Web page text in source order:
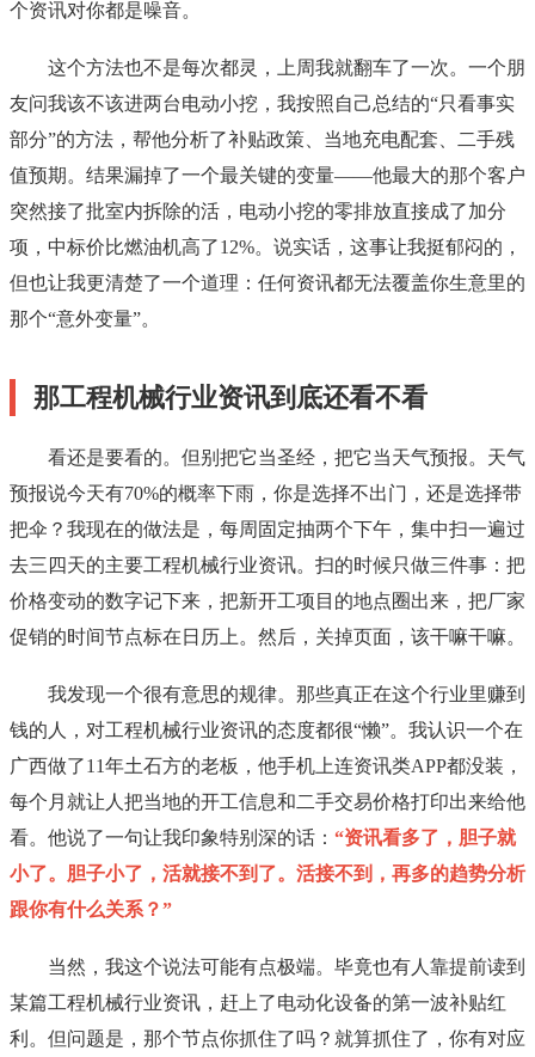
个资讯对你都是噪音。
这个方法也不是每次都灵，上周我就翻车了一次。一个朋
友问我该不该进两台电动小挖，我按照自己总结的“只看事实
部分”的方法，帮他分析了补贴政策、当地充电配套、二手残
值预期。结果漏掉了一个最关键的变量——他最大的那个客户
突然接了批室内拆除的活，电动小挖的零排放直接成了加分
项，中标价比燃油机高了12%。说实话，这事让我挺郁闷的，
但也让我更清楚了一个道理：任何资讯都无法覆盖你生意里的
那个“意外变量”。
那工程机械行业资讯到底还看不看
看还是要看的。但别把它当圣经，把它当天气预报。天气
预报说今天有70%的概率下雨，你是选择不出门，还是选择带
把伞？我现在的做法是，每周固定抽两个下午，集中扫一遍过
去三四天的主要工程机械行业资讯。扫的时候只做三件事：把
价格变动的数字记下来，把新开工项目的地点圈出来，把厂家
促销的时间节点标在日历上。然后，关掉页面，该干嘛干嘛。
我发现一个很有意思的规律。那些真正在这个行业里赚到
钱的人，对工程机械行业资讯的态度都很“懒”。我认识一个在
广西做了11年土石方的老板，他手机上连资讯类APP都没装，
每个月就让人把当地的开工信息和二手交易价格打印出来给他
看。他说了一句让我印象特别深的话： “资讯看多了，胆子就
小了。胆子小了，活就接不到了。活接不到，再多的趋势分析
跟你有什么关系？”
当然，我这个说法可能有点极端。毕竟也有人靠提前读到
某篇工程机械行业资讯，赶上了电动化设备的第一波补贴红
利。但问题是，那个节点你抓住了吗？就算抓住了，你有对应